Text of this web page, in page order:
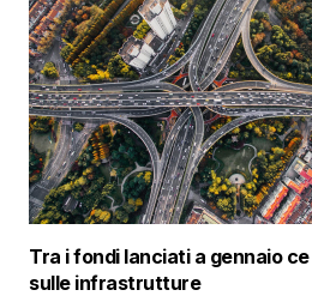
Tra i fondi lanciati a gennaio ce
sulle infrastrutture